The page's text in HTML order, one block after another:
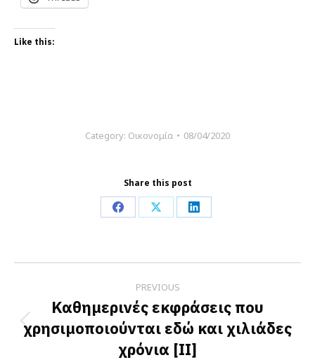
Like this:
Category: Οικονομία 08/04/2020
Share this post
Share
Facebook
Share
X
Share
LinkedIn
navigation
PREVIOUS
Previous
post:
Καθημερινές εκφράσεις που
χρησιμοποιούνται εδώ και χιλιάδες
χρόνια [IΙ]